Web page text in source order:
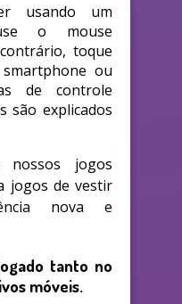
usando um
o mouse
toque
ou
de controle
são explicados
nossos jogos
jogos de vestir
nova e
tanto no
móveis.